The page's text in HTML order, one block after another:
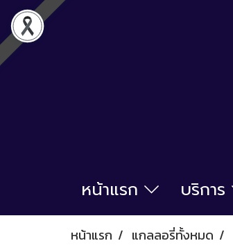
หน้าแรก บริการ
หน้าแรก แกลลอรี่ทั้งหมด